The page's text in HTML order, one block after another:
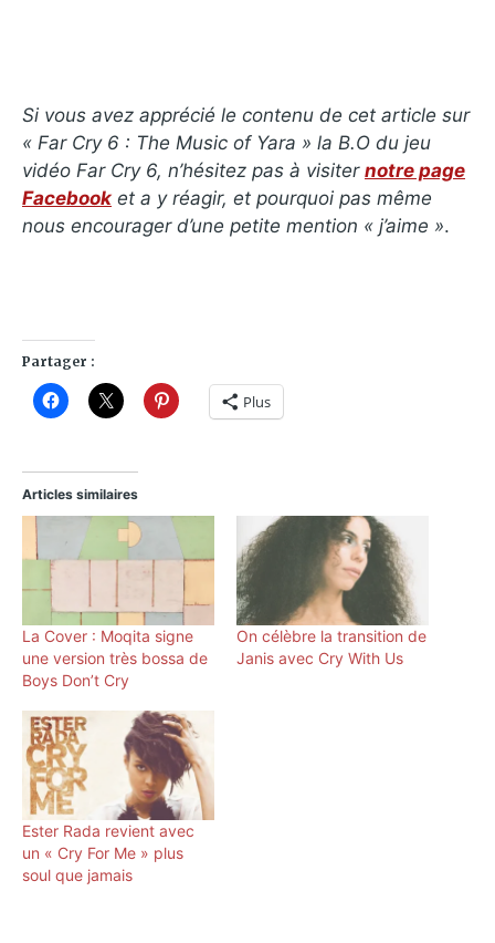
Si vous avez apprécié le contenu de cet article sur
« Far Cry 6 : The Music of Yara » la B.O du jeu
vidéo Far Cry 6, n’hésitez pas à visiter notre page
Facebook et a y réagir, et pourquoi pas même
nous encourager d’une petite mention « j’aime ».
Partager :
Plus
Articles similaires
La Cover : Moqita signe
une version très bossa de
Boys Don’t Cry
On célèbre la transition de
Janis avec Cry With Us
Ester Rada revient avec
un « Cry For Me » plus
soul que jamais